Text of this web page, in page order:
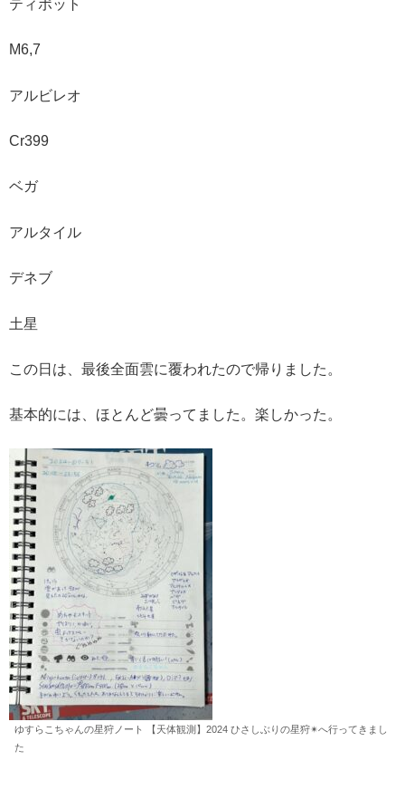
ティポット
M6,7
アルビレオ
Cr399
ベガ
アルタイル
デネブ
土星
この日は、最後全面雲に覆われたので帰りました。
基本的には、ほとんど曇ってました。楽しかった。
ゆすらこちゃんの星狩ノート 【天体観測】2024 ひさしぶりの星狩✴︎へ行ってきまし
た